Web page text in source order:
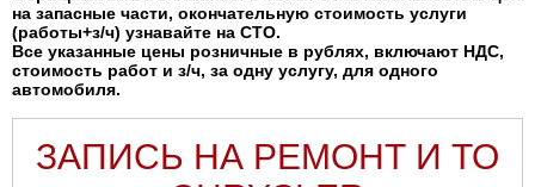
на запасные части, окончательную стоимость услуги
(работы+з/ч) узнавайте на СТО.
Все указанные цены розничные в рублях, включают НДС,
стоимость работ и з/ч, за одну услугу, для одного
автомобиля.
ЗАПИСЬ НА РЕМОНТ И ТО